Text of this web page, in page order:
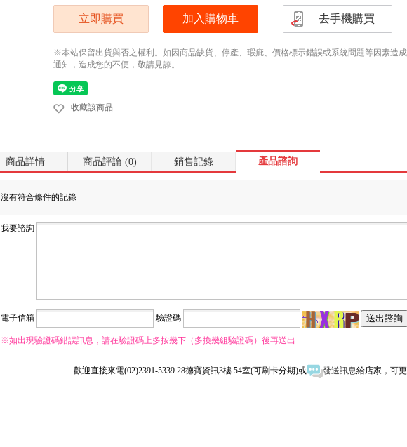
立即購買 加入購物車 去手機購買
※本站保留出貨與否之權利。如因商品缺貨、停產、瑕疵、價格標示錯誤或系統問題等因素造
通知，造成您的不便，敬請見諒。
收藏該商品
商品詳情 商品評論 (0) 銷售記錄 產品諮詢
沒有符合條件的記錄
我要諮詢
電子信箱 驗證碼
※如出現驗證碼錯誤訊息，請在驗證碼上多按幾下（多換幾組驗證碼）後再送出
歡迎直接來電(02)2391-5339 28德寶資訊3樓 54室(可刷卡分期)或 發送訊息給店家，可